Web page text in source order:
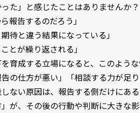
た」と感じたことはありませんか？
報告するのだろう」
待と違う結果になっている」
とが繰り返される」
育成する立場になると、このよう
の仕方が悪い」「相談する力が足
ない原因は、報告する側だけにある
が、その後の行動や判断に大きな